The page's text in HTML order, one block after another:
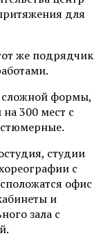
для
же подрядчик
сложной формы,
300 мест с
студии
с
офис
и
зала с